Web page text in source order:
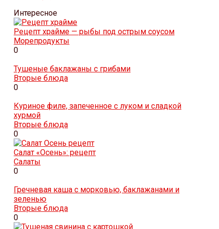
Интересное
Рецепт храйме — рыбы под острым соусом
Морепродукты
0
Тушеные баклажаны с грибами
Вторые блюда
0
Куриное филе, запеченное с луком и сладкой
хурмой
Вторые блюда
0
Салат «Осень»: рецепт
Салаты
0
Гречневая каша с морковью, баклажанами и
зеленью
Вторые блюда
0